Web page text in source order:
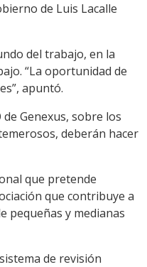
de Luis Lacalle
del trabajo, en la
“La oportunidad de
apuntó.
Genexus, sobre los
deberán hacer
que pretende
que contribuye a
pequeñas y medianas
de revisión